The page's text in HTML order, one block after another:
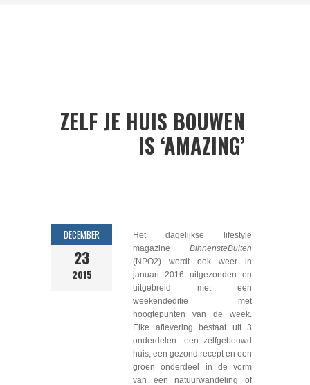
ZELF JE HUIS BOUWEN
IS ‘AMAZING’
DECEMBER
23
2015
Het dagelijkse lifestyle
magazine BinnensteBuiten
(NPO2) wordt ook weer in
januari 2016 uitgezonden en
uitgebreid met een
weekendeditie met
hoogtepunten van de week.
Elke aflevering bestaat uit 3
onderdelen: een zelfgebouwd
huis, een gezond recept en een
groen onderdeel in de vorm
van een natuurwandeling of